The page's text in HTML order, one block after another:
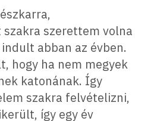
szerettem volna
abban az évben.
hogy ha nem megyek
katonának. Így
szakra felvételizni,
így egy év